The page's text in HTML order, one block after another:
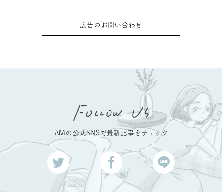
広告のお問い合わせ
AMの公式SNSで最新記事をチェック